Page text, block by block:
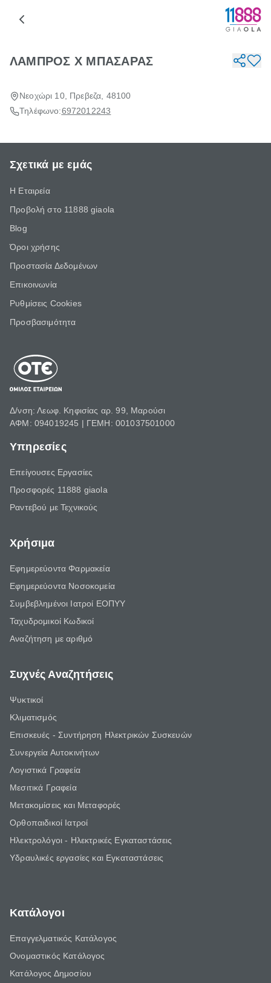
ΛΑΜΠΡΟΣ Χ ΜΠΑΣΑΡΑΣ
Νεοχώρι 10, Πρεβεζα, 48100
Τηλέφωνο:6972012243
Σχετικά με εμάς
Η Εταιρεία
Προβολή στο 11888 giaola
Blog
Όροι χρήσης
Προστασία Δεδομένων
Επικοινωνία
Ρυθμίσεις Cookies
Προσβασιμότητα
Δ/νση: Λεωφ. Κηφισίας αρ. 99, Μαρούσι
ΑΦΜ: 094019245 | ΓΕΜΗ: 001037501000
Υπηρεσίες
Επείγουσες Εργασίες
Προσφορές 11888 giaola
Ραντεβού με Τεχνικούς
Χρήσιμα
Εφημερεύοντα Φαρμακεία
Εφημερεύοντα Νοσοκομεία
Συμβεβλημένοι Ιατροί ΕΟΠΥΥ
Ταχυδρομικοί Κωδικοί
Αναζήτηση με αριθμό
Συχνές Αναζητήσεις
Ψυκτικοί
Κλιματισμός
Επισκευές - Συντήρηση Ηλεκτρικών Συσκευών
Συνεργεία Αυτοκινήτων
Λογιστικά Γραφεία
Μεσιτικά Γραφεία
Μετακομίσεις και Μεταφορές
Ορθοπαιδικοί Ιατροί
Ηλεκτρολόγοι - Ηλεκτρικές Εγκαταστάσεις
Υδραυλικές εργασίες και Εγκαταστάσεις
Κατάλογοι
Επαγγελματικός Κατάλογος
Ονομαστικός Κατάλογος
Κατάλογος Δημοσίου